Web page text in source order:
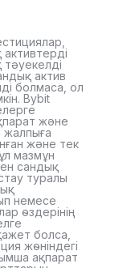
актив
болмаса, ол
Bybit
және
жалпыға
және тек
мазмұн
сандық
туралы
немесе
өздерінің
болса,
жөніндегі
ақпарат